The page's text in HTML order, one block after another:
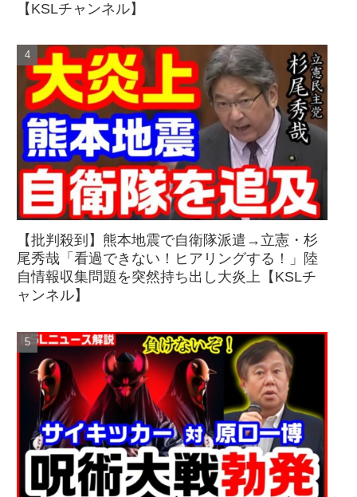
【KSLチャンネル】
【批判殺到】熊本地震で自衛隊派遣→立憲・杉
尾秀哉「看過できない！ヒアリングする！」陸
自情報収集問題を突然持ち出し大炎上【KSLチ
ャンネル】